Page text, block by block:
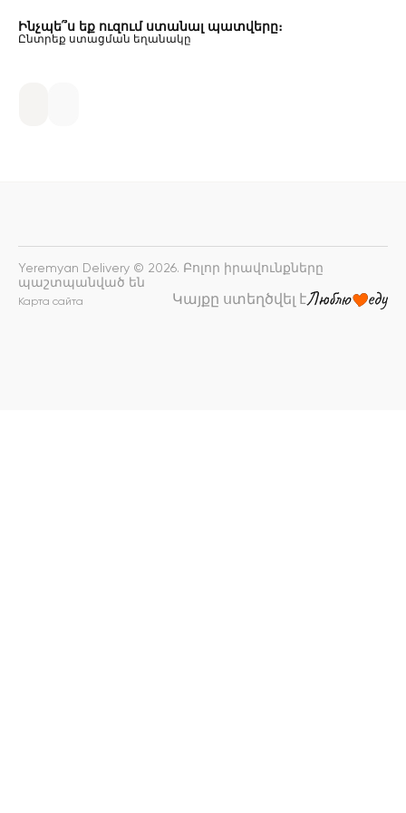
Ինչպե՞ս եք ուզում ստանալ պատվերը։
Ընտրեք ստացման եղանակը
Yeremyan Delivery © 2026. Բոլոր իրավունքները
պաշտպանված են
Карта сайта Կայքը ստեղծվել է